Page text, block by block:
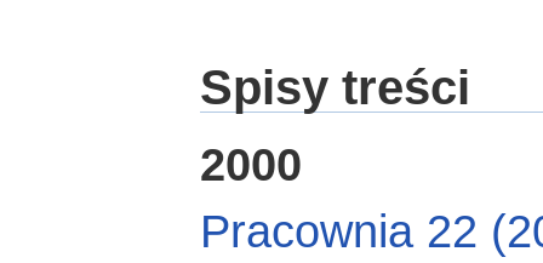
Spisy treści
2000
Pracownia 22